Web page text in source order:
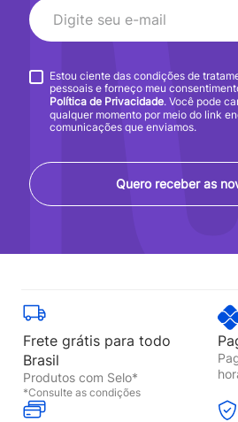
Quero receber as
Estou ciente das condições de
pessoais e forneço meu
Política de Privacidade. Você pode
qualquer momento por meio do link
comunicações que enviamos.
Frete grátis para todo
Brasil
Produtos com Selo*
*Consulte as condições